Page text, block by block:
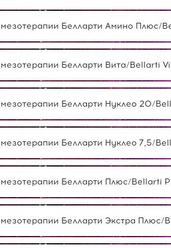
Белларти Амино Плюс/
Белларти Вита/Bellarti
Белларти Нуклео 20/
Белларти Нуклео 7,5/
Белларти Плюс/Bellarti
Белларти Экстра Плюс/